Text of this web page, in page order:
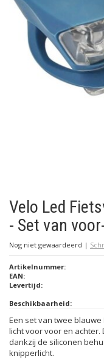
Velo Led
- Set van
Nog niet gewaardeerd |
Artikelnummer:
EAN:
Levertijd:
Beschikbaarheid:
Een set van twee
licht voor voor en achter.
dankzij de siliconen
knipperlicht.